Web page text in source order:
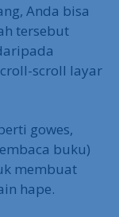
Anda bisa
tersebut
scroll layar
gowes,
buku)
membuat
hape.